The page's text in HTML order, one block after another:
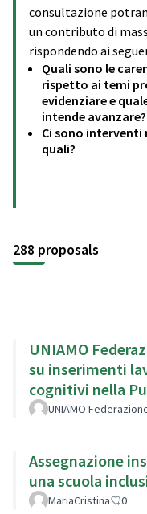
consultazione
un contributo di
rispondendo ai
Quali sono le
rispetto ai temi
evidenziare e
intende avanzare?
Ci sono interventi
quali?
288 proposals
UNIAMO
su inserimenti
cognitivi nella
UNIAMO
Assegnazione
una scuola
MariaCristina 0